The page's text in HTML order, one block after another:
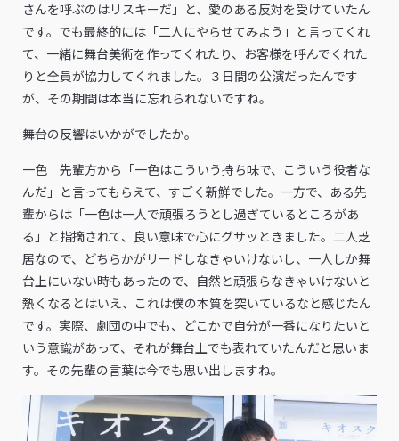
さんを呼ぶのはリスキーだ」と、愛のある反対を受けていたん
です。でも最終的には「二人にやらせてみよう」と言ってくれ
て、一緒に舞台美術を作ってくれたり、お客様を呼んでくれた
りと全員が協力してくれました。３日間の公演だったんです
が、その期間は本当に忘れられないですね。
――舞台の反響はいかがでしたか。
一色 先輩方から「一色はこういう持ち味で、こういう役者な
んだ」と言ってもらえて、すごく新鮮でした。一方で、ある先
輩からは「一色は一人で頑張ろうとし過ぎているところがあ
る」と指摘されて、良い意味で心にグサッときました。二人芝
居なので、どちらかがリードしなきゃいけないし、一人しか舞
台上にいない時もあったので、自然と頑張らなきゃいけないと
熱くなるとはいえ、これは僕の本質を突いているなと感じたん
です。実際、劇団の中でも、どこかで自分が一番になりたいと
いう意識があって、それが舞台上でも表れていたんだと思いま
す。その先輩の言葉は今でも思い出しますね。